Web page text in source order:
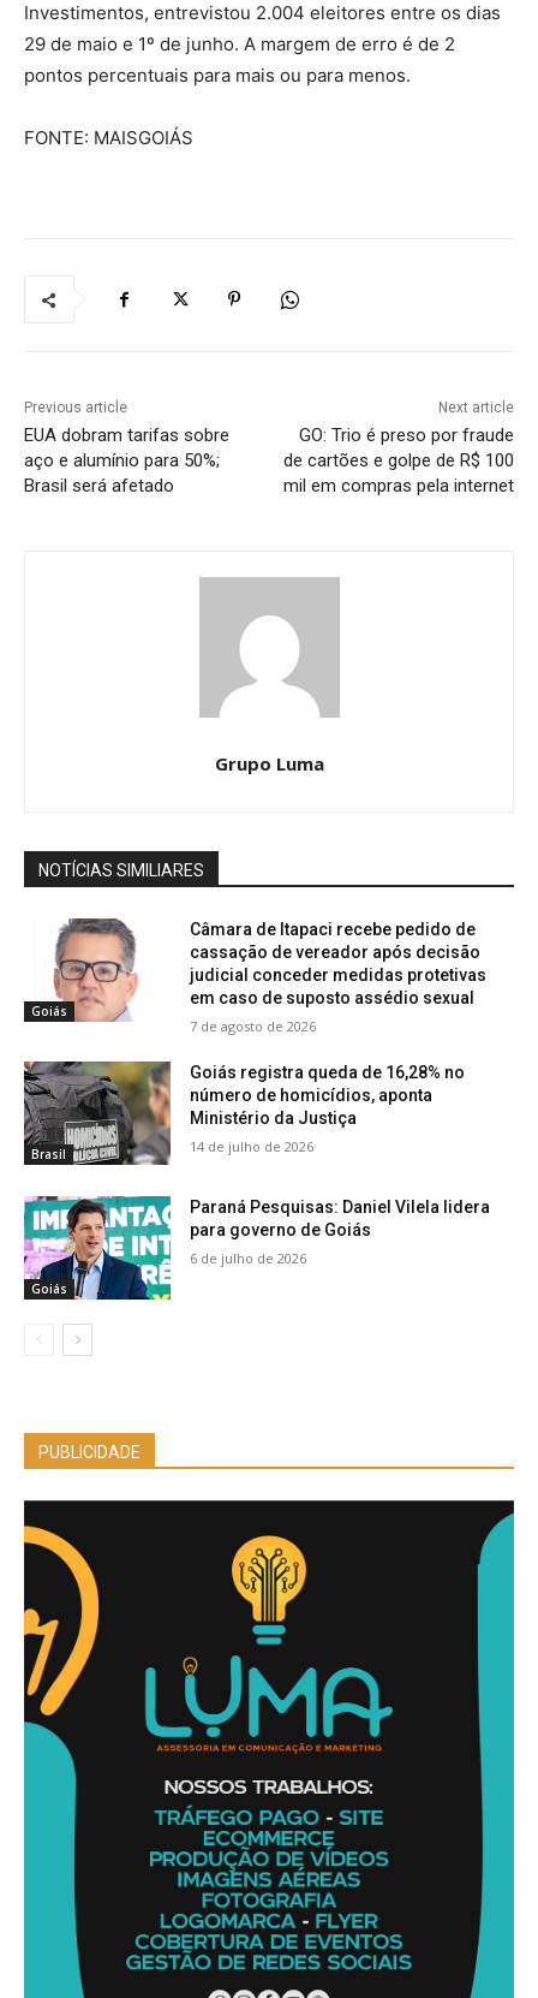
Investimentos, entrevistou 2.004 eleitores entre os dias
29 de maio e 1º de junho. A margem de erro é de 2
pontos percentuais para mais ou para menos.
FONTE: MAISGOIÁS
Previous article
EUA dobram tarifas sobre
aço e alumínio para 50%;
Brasil será afetado
Next article
GO: Trio é preso por fraude
de cartões e golpe de R$ 100
mil em compras pela internet
Grupo Luma
NOTÍCIAS SIMILIARES
Goiás
Câmara de Itapaci recebe pedido de
cassação de vereador após decisão
judicial conceder medidas protetivas
em caso de suposto assédio sexual
7 de agosto de 2026
Brasil
Goiás registra queda de 16,28% no
número de homicídios, aponta
Ministério da Justiça
14 de julho de 2026
Goiás
Paraná Pesquisas: Daniel Vilela lidera
para governo de Goiás
6 de julho de 2026
PUBLICIDADE